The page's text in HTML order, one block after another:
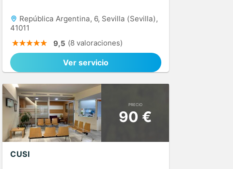
República Argentina, 6, Sevilla (Sevilla),
41011
9,5 (8 valoraciones)
Ver servicio
PRECIO
90 €
CUSI